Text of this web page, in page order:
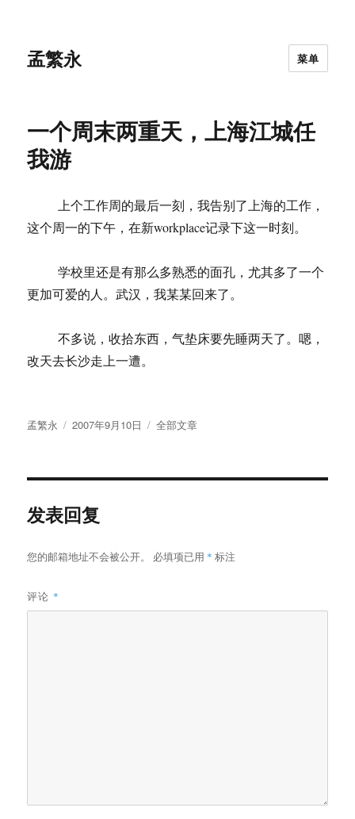
孟繁永 菜单
一个周末两重天，上海江城任
我游
上个工作周的最后一刻，我告别了上海的工作，
这个周一的下午，在新workplace记录下这一时刻。
学校里还是有那么多熟悉的面孔，尤其多了一个
更加可爱的人。武汉，我某某回来了。
不多说，收拾东西，气垫床要先睡两天了。嗯，
改天去长沙走上一遭。
作
孟繁永
发
2007年9月10日
分
全部文章
发表回复
您的邮箱地址不会被公开。 必填项已用 * 标注
评论 *